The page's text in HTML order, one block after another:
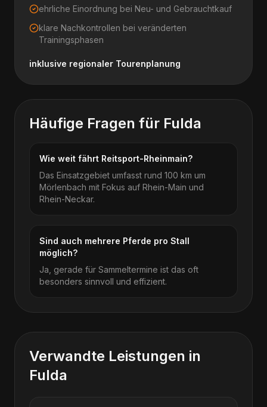
ehrliche Einordnung bei Neu- und Gebrauchtkauf
klare Nachkontrollen bei veränderten
Trainingsphasen
inklusive regionaler Tourenplanung
Häufige Fragen für Fulda
Wie weit fährt Reitsport-Rheinmain?
Das Einsatzgebiet umfasst rund 100 km um
Mörlenbach mit Fokus auf Rhein-Main und
Rhein-Neckar.
Sind auch mehrere Pferde pro Stall
möglich?
Ja, gerade für Sammeltermine ist das oft
besonders sinnvoll und effizient.
Verwandte Leistungen in
Fulda